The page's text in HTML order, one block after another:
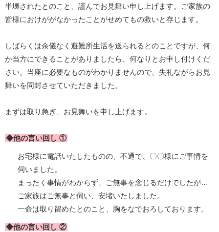
半壊されたとのこと、謹んでお見舞い申し上げます。ご家族の
皆様におけががなかったことがせめてもの救いと存じます。
しばらくは余儀なく避難所生活を送られるとのことですが、何
か当方にできることがありましたら、何なりとお申し付けくだ
さい。当座に必要なものがわかりませんので、失礼ながらお見
舞いを同封させていただきました。
まずは取り急ぎ、お見舞いを申し上げます。
◆他の言い回し ①
お宅様に電話いたしたものの、不通で、〇〇様にご事情を
伺いました。
まったく事情がわからず、ご無事を念じるだけでしたが…
ご家族はご無事と伺い、安堵いたしました。
一命は取り留めたとのこと、胸をなでおろしております。
◆他の言い回し ②